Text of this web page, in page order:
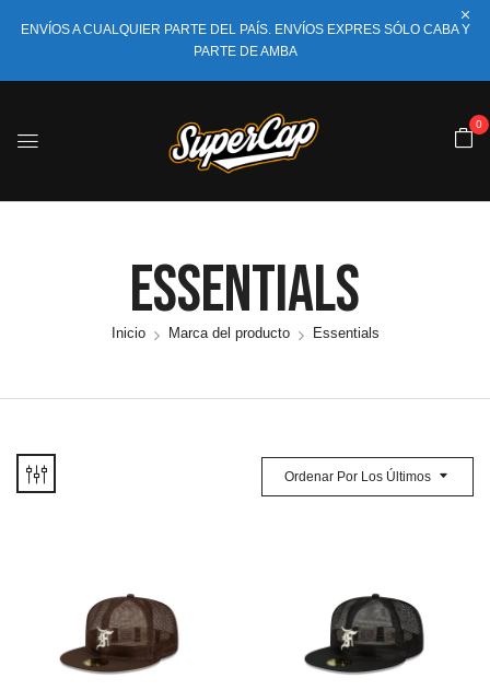
ENVÍOS A CUALQUIER PARTE DEL PAÍS. ENVÍOS EXPRES SÓLO CABA Y
PARTE DE AMBA
0
Essentials
Inicio Marca del producto Essentials
Ordenar Por Los Últimos